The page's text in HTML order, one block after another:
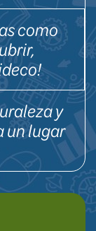
como
y
un lugar